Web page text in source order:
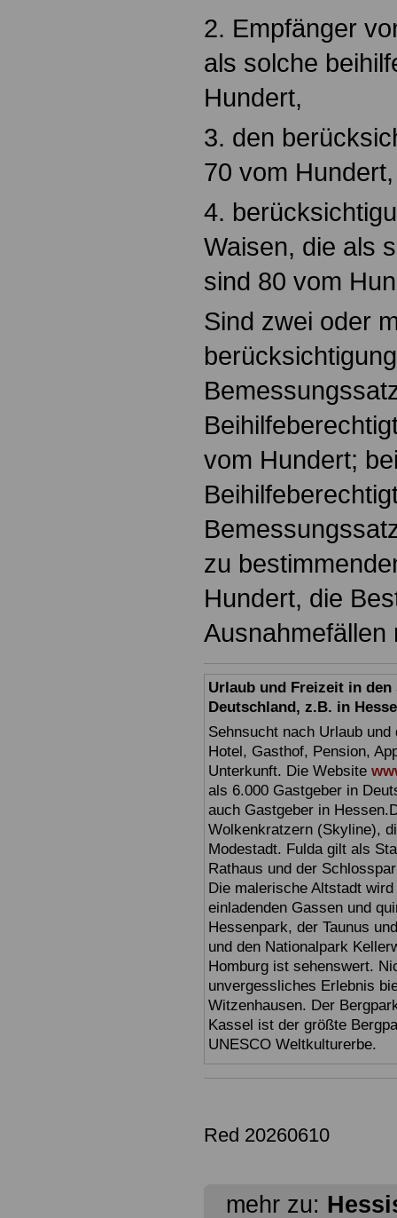
2. Empfänger
als solche
Hundert,
3. den
70 vom Hundert,
4.
Waisen, die als
sind 80 vom
Sind zwei oder
vom Hundert;
zu
Hundert, die
Ausnahmefällen
Urlaub und Freizeit in
Deutschland, z.B. in
Sehnsucht nach Urlaub
Hotel, Gasthof, Pension,
Unterkunft. Die Website
als 6.000 Gastgeber in
auch Gastgeber in
Wolkenkratzern (Skyline),
Modestadt. Fulda gilt als
Rathaus und der
Die malerische Altstadt
einladenden Gassen und
Hessenpark, der Taunus
und den Nationalpark
Homburg ist sehenswert.
unvergessliches Erlebnis
Witzenhausen. Der
Kassel ist der größte
UNESCO Weltkulturerbe.
Red 20260610
mehr zu: